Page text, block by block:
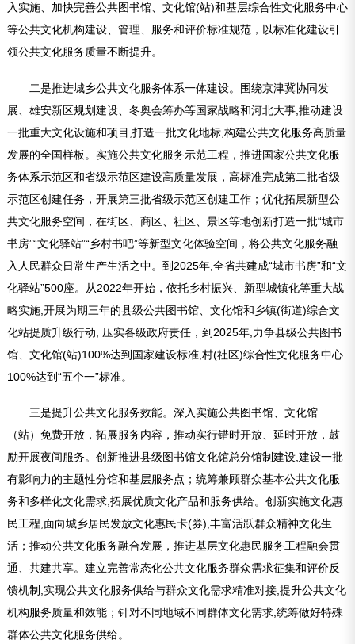
入实施、加快完善公共图书馆、文化馆(站)和基层综合性文化服务中心
等公共文化机构建设、管理、服务和评价标准规范，以标准化建设引
领公共文化服务质量不断提升。
二是推进城乡公共文化服务体系一体建设。围绕京津冀协同发
展、雄安新区规划建设、冬奥会筹办等国家战略和河北大事,推动建设
一批重大文化设施和项目,打造一批文化地标,构建公共文化服务高质量
发展的全国样板。实施公共文化服务示范工程，推进国家公共文化服
务体系示范区和省级示范区建设高质量发展，高标准完成第二批省级
示范区创建任务，开展第三批省级示范区创建工作；优化拓展新型公
共文化服务空间，在街区、商区、社区、景区等地创新打造一批“城市
书房”“文化驿站”“乡村书吧”等新型文化体验空间，将公共文化服务融
入人民群众日常生产生活之中。到2025年,全省共建成“城市书房”和“文
化驿站”500座。从2022年开始，依托乡村振兴、新型城镇化等重大战
略实施,开展为期三年的县级公共图书馆、文化馆和乡镇(街道)综合文
化站提质升级行动, 压实各级政府责任，到2025年,力争县级公共图书
馆、文化馆(站)100%达到国家建设标准,村(社区)综合性文化服务中心
100%达到“五个一”标准。
三是提升公共文化服务效能。深入实施公共图书馆、文化馆
（站）免费开放，拓展服务内容，推动实行错时开放、延时开放，鼓
励开展夜间服务。创新推进县级图书馆文化馆总分馆制建设,建设一批
有影响力的主题性分馆和基层服务点；统筹兼顾群众基本公共文化服
务和多样化文化需求,拓展优质文化产品和服务供给。创新实施文化惠
民工程,面向城乡居民发放文化惠民卡(券),丰富活跃群众精神文化生
活；推动公共文化服务融合发展，推进基层文化惠民服务工程融会贯
通、共建共享。建立完善常态化公共文化服务群众需求征集和评价反
馈机制,实现公共文化服务供给与群众文化需求精准对接,提升公共文化
机构服务质量和效能；针对不同地域不同群体文化需求,统筹做好特殊
群体公共文化服务供给。